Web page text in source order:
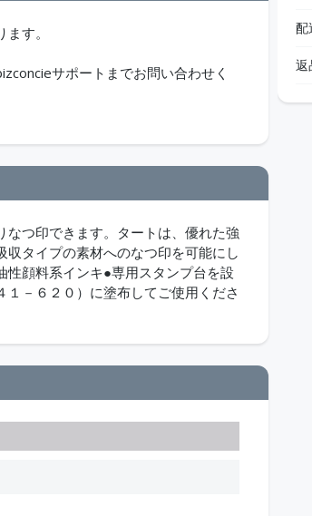
す。
サポートまでお問い合わせく
つ印できます。タートは、優れた強
タイプの素材へのなつ印を可能にし
顔料系インキ●専用スタンプ台を設
－６２０）に塗布してご使用くださ
配
返